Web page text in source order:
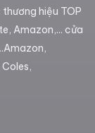
hiệu TOP
Amazon,... cửa